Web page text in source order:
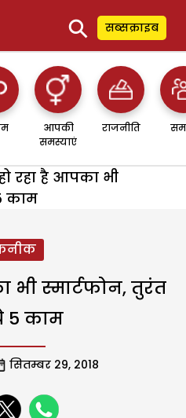
⚲ सब्सक्राइब
आपकी
समस्याएं
राजनीति
रहा है आपका भी
काम
भी स्मार्टफोन, तुरंत
5 काम
सितम्बर 29, 2018